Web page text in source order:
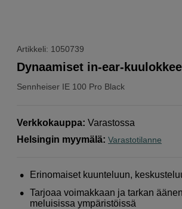
Artikkeli: 1050739
Sennheiser IE 100 Pro Black
Dynaamiset in-ear-
Verkkokauppa: Varastossa
Helsingin myymälä: Varastotilanne
Erinomaiset kuunteluun,
Tarjoaa voimakkaan ja tarkan
meluisissa ympäristöissä